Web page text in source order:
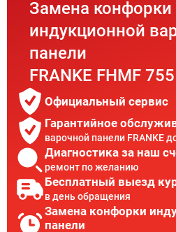
Замена конфорки
индукционной
панели
FRANKE FHMF
Официальный сервис
Гарантийное
варочной панели FRANKE
Диагностика за наш
ремонт по желанию
Бесплатный выезд
в день обращения
Замена конфорки
панели